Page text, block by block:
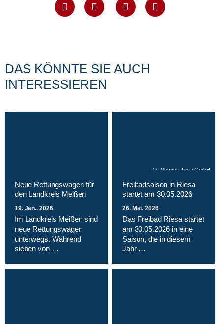
DAS KÖNNTE SIE AUCH
INTERESSIEREN
Neue Rettungswagen für
den Landkreis Meißen
19. Jan.. 2026
Im Landkreis Meißen sind
neue Rettungswagen
unterwegs. Während
sieben von …
Magnet Riesa GmbH
Freibadsaison in Riesa
startet am 30.05.2026
26. Mai. 2026
Das Freibad Riesa startet
am 30.05.2026 in eine
Saison, die in diesem
Jahr …